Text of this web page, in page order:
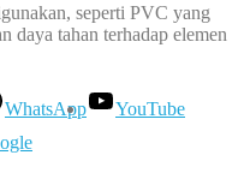
seperti PVC yang
daya tahan terhadap elemen
WhatsApp
YouTube